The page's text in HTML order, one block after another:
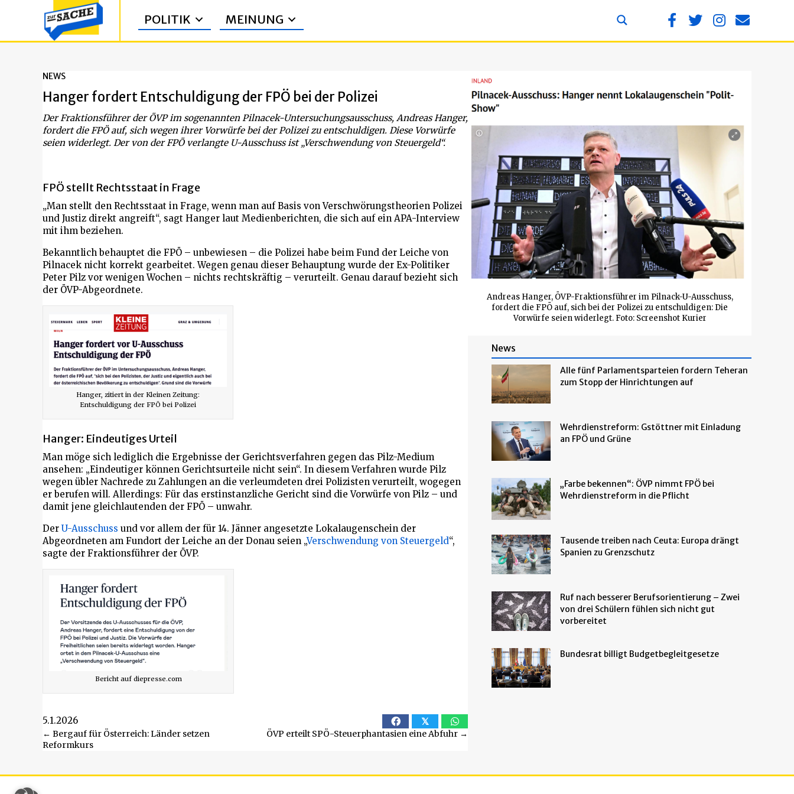
POLITIK MEINUNG
NEWS
Hanger fordert Entschuldigung der FPÖ bei der Polizei
Der Fraktionsführer der ÖVP im sogenannten Pilnacek-Untersuchungsausschuss, Andreas Hanger,
fordert die FPÖ auf, sich wegen ihrer Vorwürfe bei der Polizei zu entschuldigen. Diese Vorwürfe
seien widerlegt. Der von der FPÖ verlangte U-Ausschuss ist „Verschwendung von Steuergeld“.
FPÖ stellt Rechtsstaat in Frage
„Man stellt den Rechtsstaat in Frage, wenn man auf Basis von Verschwörungstheorien Polizei
und Justiz direkt angreift“, sagt Hanger laut Medienberichten, die sich auf ein APA-Interview
mit ihm beziehen.
Bekanntlich behauptet die FPÖ – unbewiesen – die Polizei habe beim Fund der Leiche von
Pilnacek nicht korrekt gearbeitet. Wegen genau dieser Behauptung wurde der Ex-Politiker
Peter Pilz vor wenigen Wochen – nichts rechtskräftig – verurteilt. Genau darauf bezieht sich
der ÖVP-Abgeordnete.
Hanger, zitiert in der Kleinen Zeitung:
Entschuldigung der FPÖ bei Polizei
Hanger: Eindeutiges Urteil
Man möge sich lediglich die Ergebnisse der Gerichtsverfahren gegen das Pilz-Medium
ansehen: „Eindeutiger können Gerichtsurteile nicht sein“. In diesem Verfahren wurde Pilz
wegen übler Nachrede zu Zahlungen an die verleumdeten drei Polizisten verurteilt, wogegen
er berufen will. Allerdings: Für das erstinstanzliche Gericht sind die Vorwürfe von Pilz – und
damit jene gleichlautenden der FPÖ – unwahr.
Der U-Ausschuss und vor allem der für 14. Jänner angesetzte Lokalaugenschein der
Abgeordneten am Fundort der Leiche an der Donau seien „Verschwendung von Steuergeld“,
sagte der Fraktionsführer der ÖVP.
Bericht auf diepresse.com
5.1.2026 𝕏
Beitragsnavigation
← Bergauf für Österreich: Länder setzen
Reformkurs
ÖVP erteilt SPÖ-Steuerphantasien eine Abfuhr →
Andreas Hanger, ÖVP-Fraktionsführer im Pilnack-U-Ausschuss,
fordert die FPÖ auf, sich bei der Polizei zu entschuldigen: Die
Vorwürfe seien widerlegt. Foto: Screenshot Kurier
News
Alle fünf Parlamentsparteien fordern Teheran
zum Stopp der Hinrichtungen auf
Wehrdienstreform: Gstöttner mit Einladung
an FPÖ und Grüne
„Farbe bekennen“: ÖVP nimmt FPÖ bei
Wehrdienstreform in die Pflicht
Tausende treiben nach Ceuta: Europa drängt
Spanien zu Grenzschutz
Ruf nach besserer Berufsorientierung – Zwei
von drei Schülern fühlen sich nicht gut
vorbereitet
Bundesrat billigt Budgetbegleitgesetze